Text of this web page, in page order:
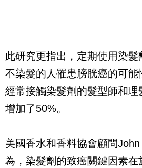
此研究更指出，定期使用染
不染髮的人罹患膀胱癌的可能
經常接觸染髮劑的髮型師和理
增加了50%。
美國香水和香料協會顧問
為，染髮劑的致癌關鍵因素